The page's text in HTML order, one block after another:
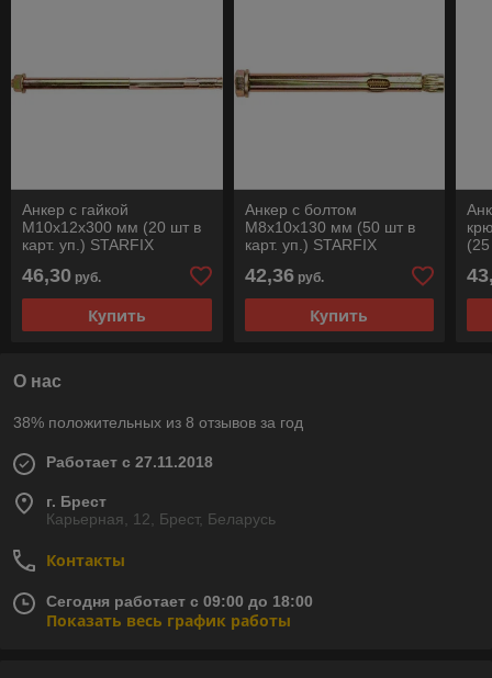
Анкер с гайкой
М10х12х300 мм (20 шт в
карт. уп.) STARFIX
46,30 руб.
Купить
Анкер с болтом
М8х10х130 мм (50 шт в
карт. уп.) STARFIX
42,36руб.
Купить
О нас
38% положительных из 8 отзывов за год
Работает с 27.11.2018
г. Брест
Карьерная, 12, Брест, Беларусь
Контакты
Сегодня работает с 09:00 до 18:00
Показать весь график работы